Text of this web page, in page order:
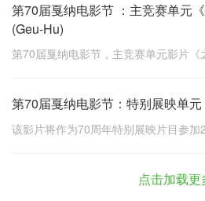
第70届戛纳电影节 ：主竞赛单元
(Geu-Hu)
第70届戛纳电影节，主竞赛单元影片《
第70届戛纳电影节：特别展映单
该影片将作为70周年特别展映片目参加
点击加载更